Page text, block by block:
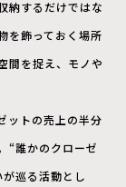
納するだけではな
を飾っておく場所
間を捉え、モノや
ットの売上の半分
“誰かのクローゼ
巡る活動とし